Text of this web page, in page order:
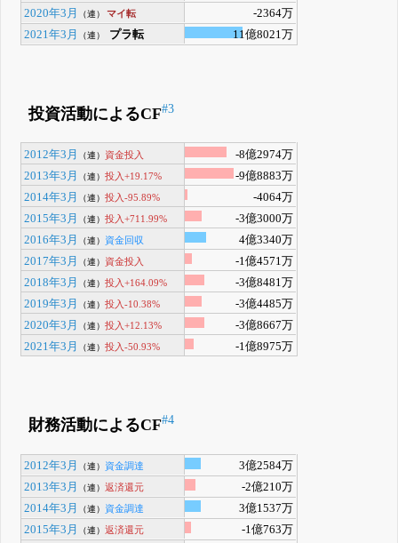
2020年3月
（連） マイ転
-2364万
2021年3月
（連） プラ転 11億8021万
投資活動によるCF#3
2012年3月 （連） 資金投入
-8億2974万
2013年3月
（連）投入+19.17%
-9億8883万
2014年3月
（連）投入-95.89%
-4064万
2015年3月
（連）投入+711.99%
-3億3000万
2016年3月
（連） 資金回収
4億3340万
2017年3月
（連） 資金投入
-1億4571万
2018年3月
（連）投入+164.09%
-3億8481万
2019年3月
（連）投入-10.38%
-3億4485万
2020年3月
（連）投入+12.13%
-3億8667万
2021年3月
（連）投入-50.93% -1億8975万
財務活動によるCF#4
2012年3月 （連） 資金調達
3億2584万
2013年3月
（連）返済還元
-2億210万
2014年3月
（連） 資金調達
3億1537万
2015年3月
（連）返済還元 -1億763万